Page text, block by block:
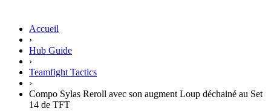
Accueil
›
Hub Guide
›
Teamfight Tactics
›
Compo Sylas Reroll avec son augment Loup déchainé au Set
14 de TFT